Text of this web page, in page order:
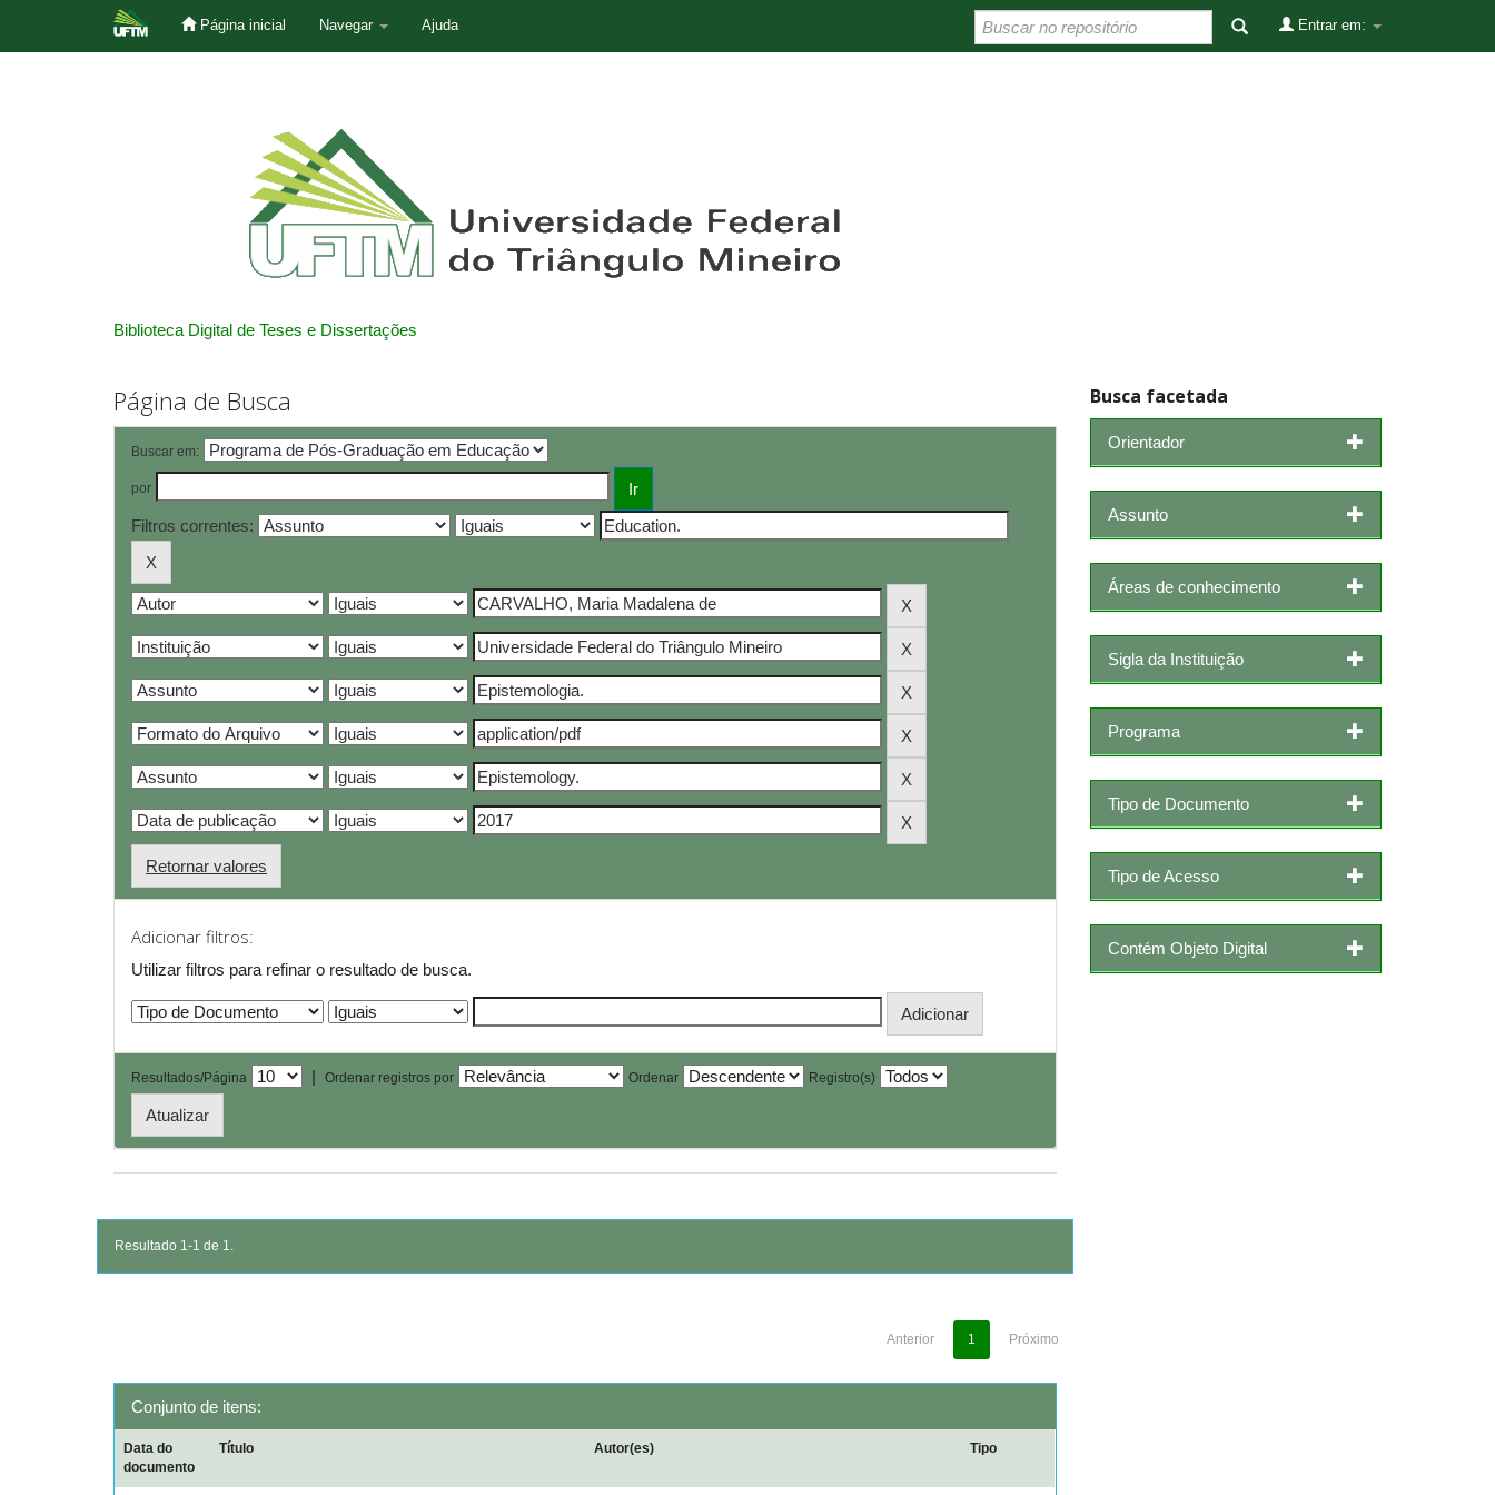
Página inicial Navegar Ajuda Entrar em:
Biblioteca Digital de Teses e Dissertações
Página de Busca
Buscar em:
por
Filtros correntes:
Retornar valores
Adicionar filtros:
Utilizar filtros para refinar o resultado de busca.
Resultados/Página | Ordenar registros por Ordenar Registro(s)
Resultado 1-1 de 1.
Anterior 1 Próximo
Conjunto de itens:
Data do
documento
Título Autor(es) Tipo
Busca facetada
Orientador
Assunto
Áreas de conhecimento
Sigla da Instituição
Programa
Tipo de Documento
Tipo de Acesso
Contém Objeto Digital